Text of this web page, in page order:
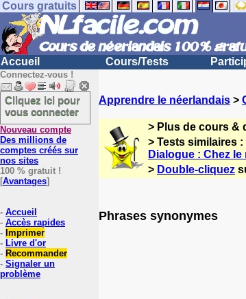
Cours gratuits
Accueil Cours/Tests
Connectez-vous !
Cliquez ici pour
vous connecter
Nouveau compte
Des millions de
comptes créés sur
nos sites
100 % gratuit !
[Avantages]
- Accueil
- Accès rapides
- Imprimer
- Livre d'or
- Recommander
- Signaler un
problème
Apprendre le néerlandais >
> Plus de cours &
> Tests similaires :
Dialogue : Chez le
> Double-cliquez
Phrases synonymes